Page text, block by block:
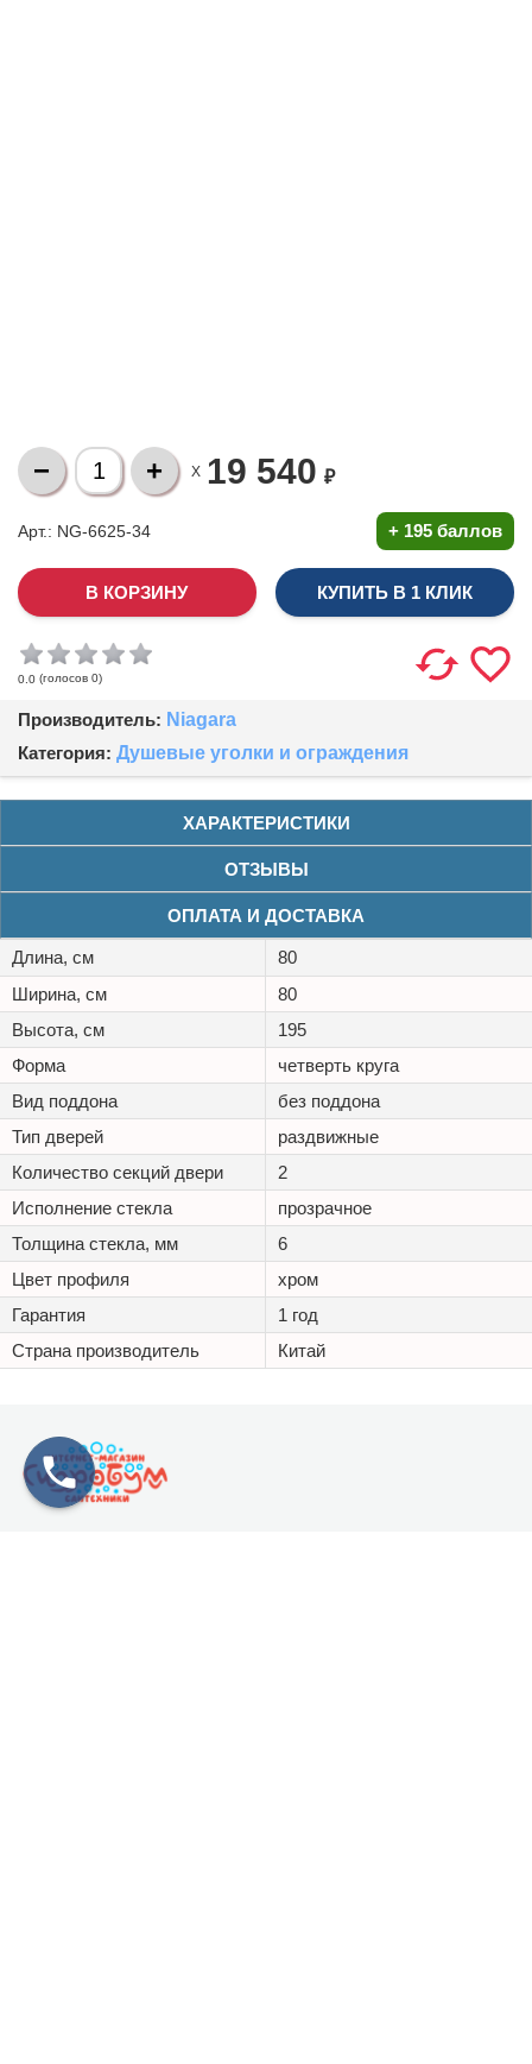
X 19 540 ₽
Арт.: NG-6625-34 + 195 баллов
КУПИТЬ В 1 КЛИК
0.0 (голосов 0)
Производитель: Niagara
Категория: Душевые уголки и ограждения
ХАРАКТЕРИСТИКИ
ОТЗЫВЫ
ОПЛАТА И ДОСТАВКА
Длина, см
80
Ширина, см
80
Высота, см
195
Форма
четверть круга
Вид поддона
без поддона
Тип дверей
раздвижные
Количество секций двери
2
Исполнение стекла
прозрачное
Толщина стекла, мм
6
Цвет профиля
хром
Гарантия
1 год
Страна производитель
Китай